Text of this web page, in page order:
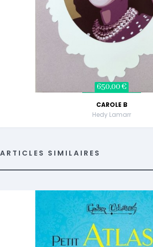
650,00 €
CAROLE B
Hedy Lamarr
ARTICLES SIMILAIRES